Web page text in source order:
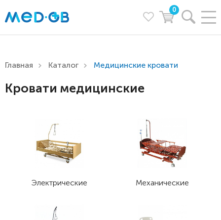
0
Главная Каталог Медицинские кровати
Кровати медицинские
Электрические Механические